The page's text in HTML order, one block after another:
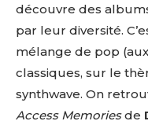
découvre des
par leur diversité.
mélange de pop
classiques, sur le
synthwave. On
Access Memoriesde